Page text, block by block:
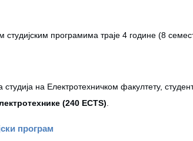
студијским програмима траје 4 године (8
студија на Електротехничком факултету,
(240 ECTS)
програм